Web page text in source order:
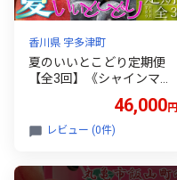
香川県 宇多津町
夏のいいとこどり定期便
【全3回】《シャインマス
桃 ぶどう フルーツ 果汁 甘
い 濃厚 風味 種なし マスカ
ット ジューシー 人気 セッ
46,000円
レビュー (0件)